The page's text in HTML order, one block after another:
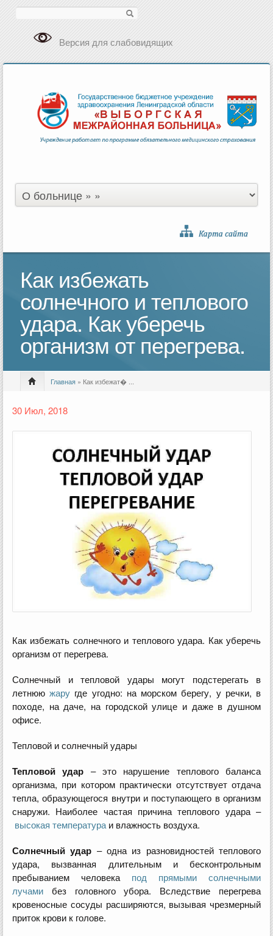
Версия для слабовидящих
Как избежать
солнечного и теплового
удара. Как уберечь
организм от перегрева.
Главная » Как избежат� ...
30 Июл, 2018
Как избежать солнечного и теплового удара. Как уберечь
организм от перегрева.
Солнечный и тепловой удары могут подстерегать в
летнююжару где угодно: на морском берегу, у речки, в
походе, на даче, на городской улице и даже в душном
офисе.
Тепловой и солнечный удары
Тепловой удар – это нарушение теплового баланса
организма, при котором практически отсутствует отдача
тепла, образующегося внутри и поступающего в организм
снаружи. Наиболее частая причина теплового удара –
высокая температура и влажность воздуха.
Солнечный удар – одна из разновидностей теплового
удара, вызванная длительным и бесконтрольным
пребыванием человека под прямыми солнечными
лучами без головного убора. Вследствие перегрева
кровеносные сосуды расширяются, вызывая чрезмерный
приток крови к голове.